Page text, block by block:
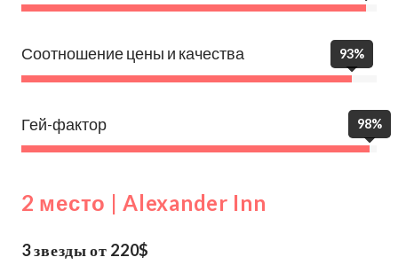
Соотношение цены и качества 93%
Гей-фактор 98%
2 место | Alexander Inn
3 звезды от 220$